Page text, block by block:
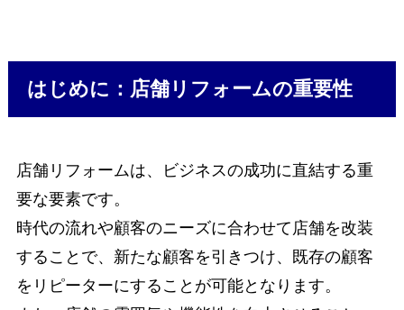
はじめに：店舗リフォームの重要性
店舗リフォームは、ビジネスの成功に直結する重
要な要素です。
時代の流れや顧客のニーズに合わせて店舗を改装
することで、新たな顧客を引きつけ、既存の顧客
をリピーターにすることが可能となります。